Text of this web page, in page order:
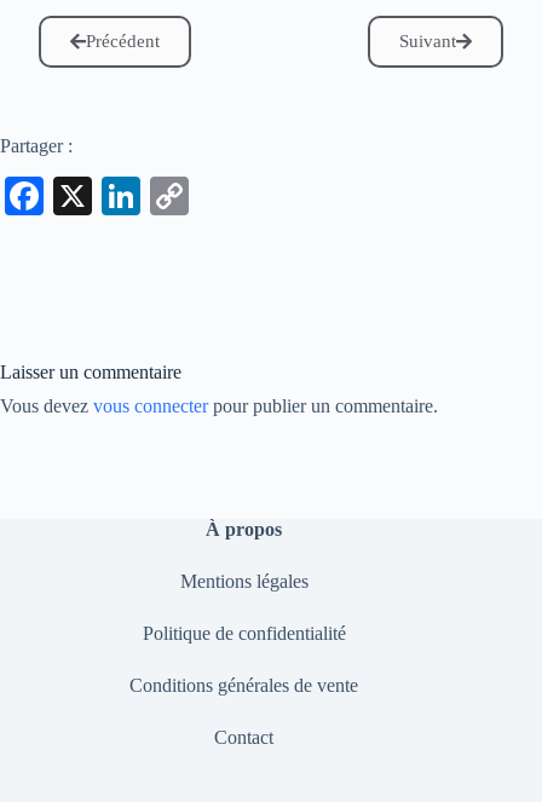
Précédent Suivant
Partager :
Fa
X
Li
Laisser un commentaire
Vous devez vous connecterpour publier un commentaire.
À propos
Mentions légales
Politique de confidentialité
Conditions générales de vente
Contact